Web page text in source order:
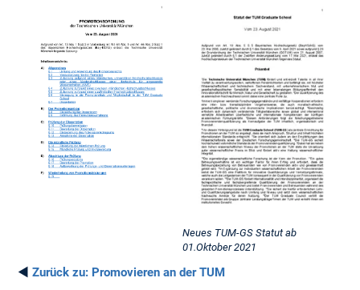
Neues TUM-GS Statut ab
01.Oktober 2021
◄ Zurück zu: Promovieren an der TUM